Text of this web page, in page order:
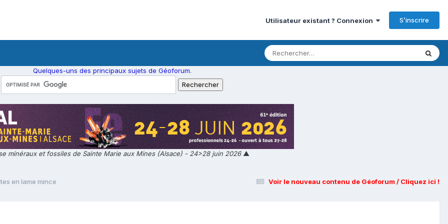
Utilisateur existant ? Connexion S’inscrire
Quelques-uns des principaux sujets de Géoforum.
minéraux et fossiles de Sainte Marie aux Mines (Alsace) - 24>28 juin 2026▲
Voir le nouveau contenu de Géoforum / Cliquez ici !
en lame mince